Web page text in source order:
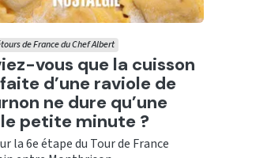
vous que la cuisson
d’une raviole de
ne dure qu’une
petite minute ?
de France du Chef Albert
la 6e étape du Tour de France